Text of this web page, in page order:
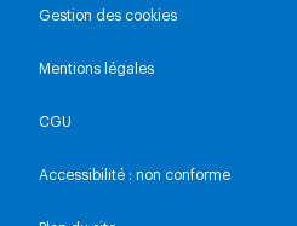
Gestion des cookies
Mentions légales
CGU
Accessibilité : non conforme